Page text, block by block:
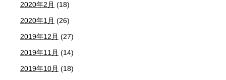
2020年2月 (18)
2020年1月 (26)
2019年12月 (27)
2019年11月 (14)
2019年10月 (18)